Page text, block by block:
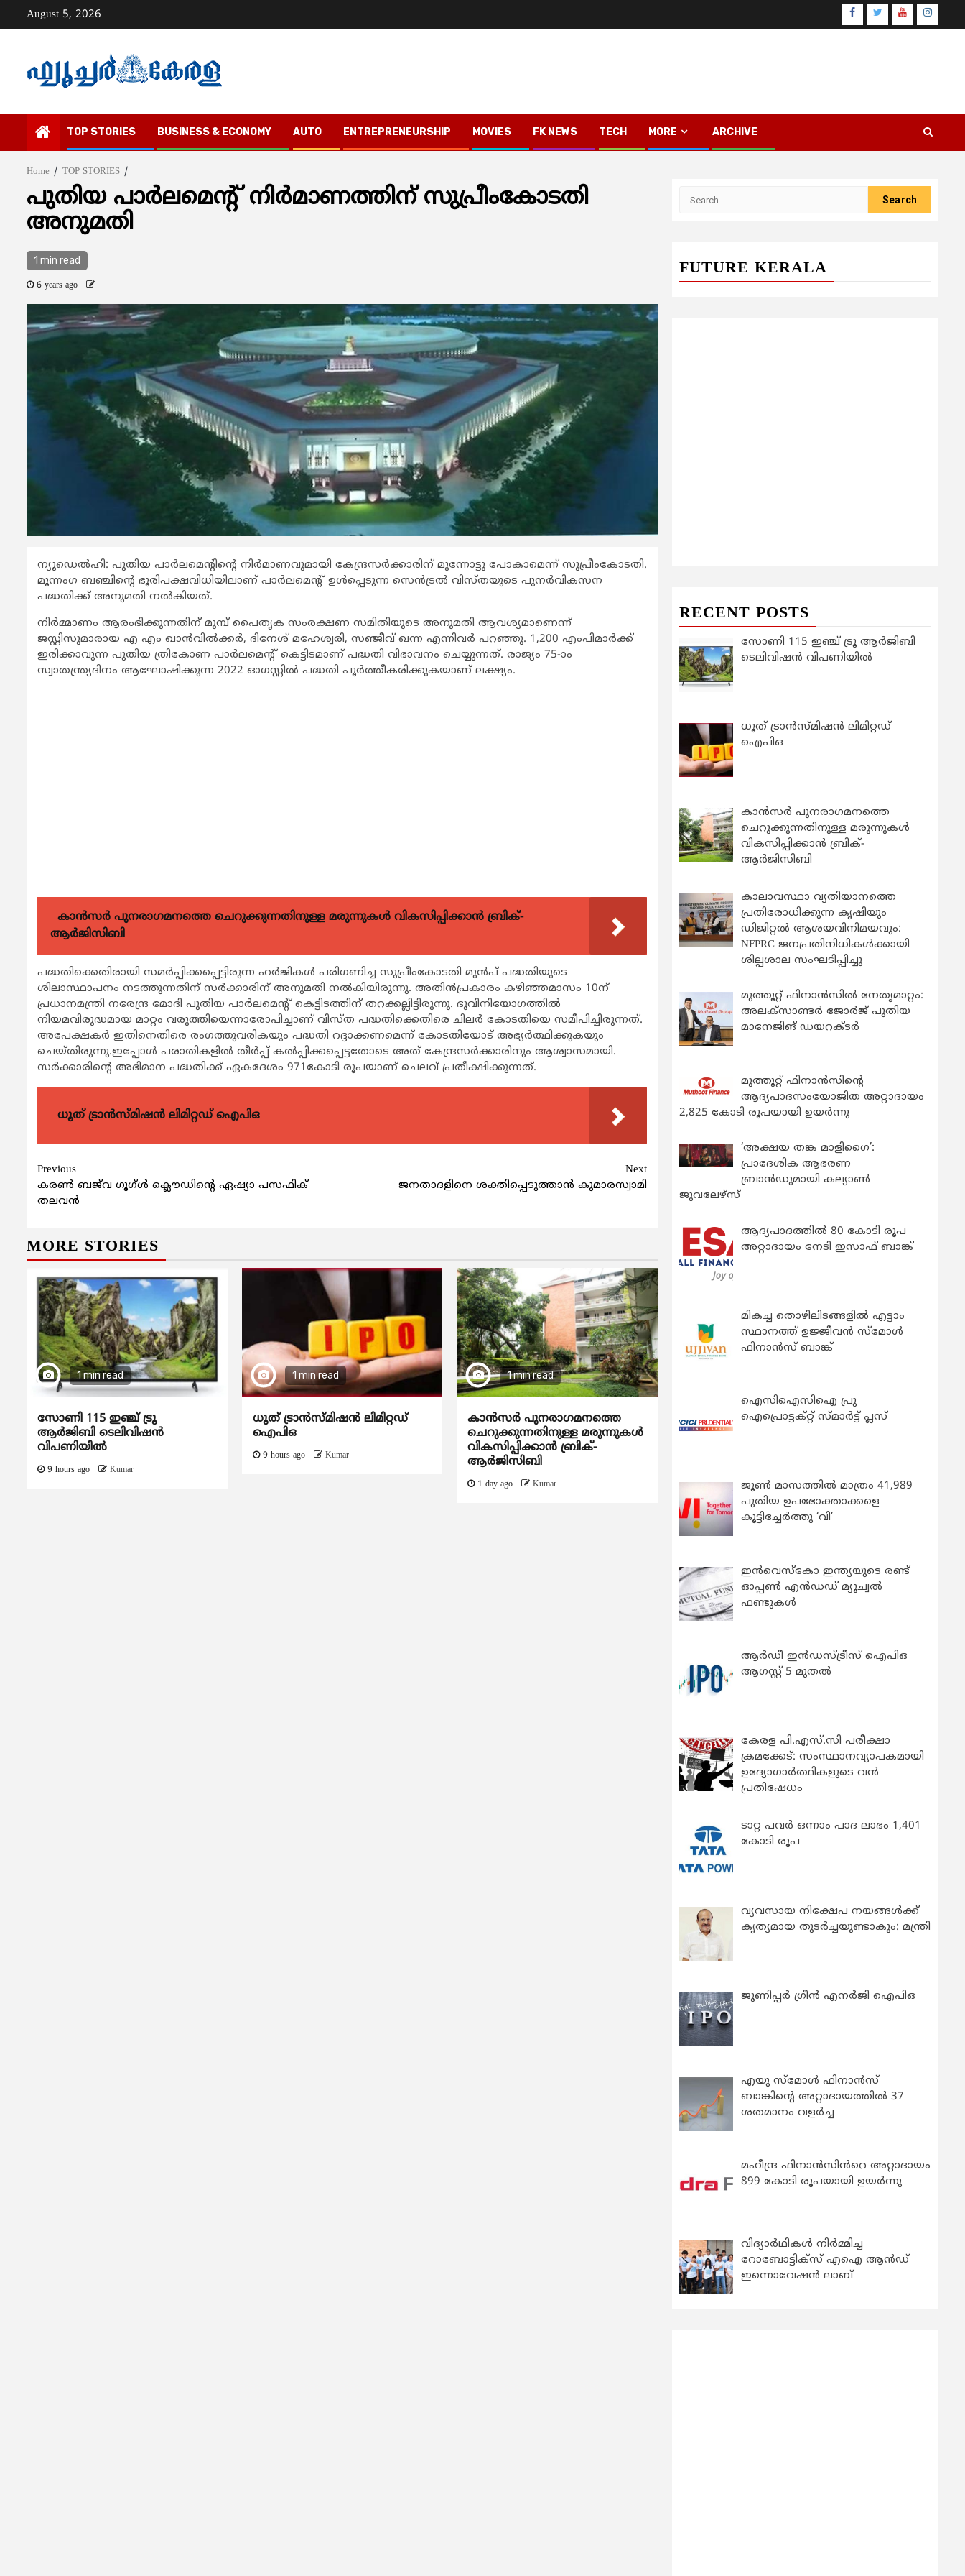
August 5, 2026 Facebook
TwitterYoutube
TOP STORIES BUSINESS & ECONOMY AUTO ENTREPRENEURSHIP MOVIES FK NEWS TECH MORE ARCHIVE
Home TOP STORIES
പുതിയ പാര്‍ലമെന്റ് നിര്‍മാണത്തിന് സുപ്രീംകോടതി
അനുമതി
1 min read
6 years ago
ന്യൂഡെല്‍ഹി: പുതിയ പാര്‍ലമെന്റിന്റെ നിര്‍മാണവുമായി കേന്ദ്രസര്‍ക്കാരിന് മുന്നോട്ടു പോകാമെന്ന് സുപ്രീംകോടതി.
മൂന്നംഗ ബഞ്ചിന്റെ ഭൂരിപക്ഷവിധിയിലാണ് പാര്‍ലമെന്റ് ഉള്‍പ്പെടുന്ന സെന്‍ട്രല്‍ വിസ്തയുടെ പുനര്‍വികസന
പദ്ധതിക്ക് അനുമതി നല്‍കിയത്.
നിര്‍മ്മാണം ആരംഭിക്കുന്നതിന് മുമ്പ് പൈതൃക സംരക്ഷണ സമിതിയുടെ അനുമതി ആവശ്യമാണെന്ന്
ജസ്റ്റിസുമാരായ എ എം ഖാന്‍വില്‍ക്കര്‍, ദിനേശ് മഹേശ്വരി, സഞ്ജീവ് ഖന്ന എന്നിവര്‍ പറഞ്ഞു. 1,200 എംപിമാര്‍ക്ക്
ഇരിക്കാവുന്ന പുതിയ ത്രികോണ പാര്‍ലമെന്റ് കെട്ടിടമാണ് പദ്ധതി വിഭാവനം ചെയ്യുന്നത്. രാജ്യം 75-ാം
സ്വാതന്ത്ര്യദിനം ആഘോഷിക്കുന്ന 2022 ഓഗസ്റ്റില്‍ പദ്ധതി പൂര്‍ത്തീകരിക്കുകയാണ് ലക്ഷ്യം.
കാന്‍സര്‍ പുനരാഗമനത്തെ ചെറുക്കുന്നതിനുള്ള മരുന്നുകള്‍ വികസിപ്പിക്കാന്‍ ബ്രിക്-
ആര്‍ജിസിബി
പദ്ധതിക്കെതിരായി സമര്‍പ്പിക്കപ്പെട്ടിരുന്ന ഹര്‍ജികള്‍ പരിഗണിച്ച സുപ്രീംകോടതി മുന്‍പ് പദ്ധതിയുടെ
ശിലാസ്ഥാപനം നടത്തുന്നതിന് സര്‍ക്കാരിന് അനുമതി നല്‍കിയിരുന്നു. അതിന്‍പ്രകാരം കഴിഞ്ഞമാസം 10ന്
പ്രധാനമന്ത്രി നരേന്ദ്ര മോദി പുതിയ പാര്‍ലമെന്റ് കെട്ടിടത്തിന് തറക്കല്ലിട്ടിരുന്നു. ഭൂവിനിയോഗത്തില്‍
നിയമവിരുദ്ധമായ മാറ്റം വരുത്തിയെന്നാരോപിച്ചാണ് വിസ്ത പദ്ധതിക്കെതിരെ ചിലര്‍ കോടതിയെ സമീപിച്ചിരുന്നത്.
അപേക്ഷകര്‍ ഇതിനെതിരെ രംഗത്തുവരികയും പദ്ധതി റദ്ദാക്കണമെന്ന് കോടതിയോട് അഭ്യര്‍ത്ഥിക്കുകയും
ചെയ്തിരുന്നു.ഇപ്പോള്‍ പരാതികളില്‍ തീര്‍പ്പ് കല്‍പ്പിക്കപ്പെട്ടതോടെ അത് കേന്ദ്രസര്‍ക്കാരിനും ആശ്വാസമായി.
സര്‍ക്കാരിന്റെ അഭിമാന പദ്ധതിക്ക് ഏകദേശം 971കോടി രൂപയാണ് ചെലവ് പ്രതീക്ഷിക്കുന്നത്.
ധൂത് ട്രാൻസ്മിഷൻ ലിമിറ്റഡ് ഐപിഒ
Continue
Reading
Previous
കരണ്‍ ബജ്‍വ ഗൂഗ്ള്‍ ക്ലൌഡിന്‍റെ ഏഷ്യാ പസഫിക്
തലവന്‍
Next
ജനതാദളിനെ ശക്തിപ്പെടുത്താന്‍ കുമാരസ്വാമി
MORE STORIES
1 min read
സോണി 115 ഇഞ്ച് ട്രൂ
ആർജിബി ടെലിവിഷൻ
വിപണിയിൽ
9 hours ago Kumar
1 min read
ധൂത് ട്രാൻസ്മിഷൻ ലിമിറ്റഡ്
ഐപിഒ
9 hours ago Kumar
1 min read
കാന്‍സര്‍ പുനരാഗമനത്തെ
ചെറുക്കുന്നതിനുള്ള മരുന്നുകള്‍
വികസിപ്പിക്കാന്‍ ബ്രിക്-
ആര്‍ജിസിബി
1 day ago Kumar
FUTURE KERALA
RECENT POSTS
സോണി 115 ഇഞ്ച് ട്രൂ ആർജിബി
ടെലിവിഷൻ വിപണിയിൽ
ധൂത് ട്രാൻസ്മിഷൻ ലിമിറ്റഡ്
ഐപിഒ
കാന്‍സര്‍ പുനരാഗമനത്തെ
ചെറുക്കുന്നതിനുള്ള മരുന്നുകള്‍
വികസിപ്പിക്കാന്‍ ബ്രിക്-
ആര്‍ജിസിബി
കാലാവസ്ഥാ വ്യതിയാനത്തെ
പ്രതിരോധിക്കുന്ന കൃഷിയും
ഡിജിറ്റൽ ആശയവിനിമയവും:
NFPRC ജനപ്രതിനിധികൾക്കായി
ശില്പശാല സംഘടിപ്പിച്ചു
മുത്തൂറ്റ് ഫിനാൻസിൽ നേതൃമാറ്റം:
അലക്സാണ്ടർ ജോർജ് പുതിയ
മാനേജിങ് ഡയറക്ടർ
മുത്തൂറ്റ് ഫിനാൻസിന്റെ
ആദ്യപാദസംയോജിത അറ്റാദായം
2,825 കോടി രൂപയായി ഉയർന്നു
‘അക്ഷയ തങ്ക മാളിഗൈ’:
പ്രാദേശിക ആഭരണ
ബ്രാന്‍ഡുമായി കല്യാണ്‍
ജുവലേഴ്‌സ്
ആദ്യപാദത്തിൽ 80 കോടി രൂപ
അറ്റാദായം നേടി ഇസാഫ് ബാങ്ക്
മികച്ച തൊഴിലിടങ്ങളിൽ എട്ടാം
സ്ഥാനത്ത് ഉജ്ജീവൻ സ്മോൾ
ഫിനാൻസ് ബാങ്ക്
ഐസിഐസിഐ പ്രു
ഐപ്രൊട്ടക്റ്റ് സ്മാർട്ട് പ്ലസ്
ജൂൺ മാസത്തിൽ മാത്രം 41,989
പുതിയ ഉപഭോക്താക്കളെ
കൂട്ടിച്ചേർത്തു ‘വി’
ഇന്‍വെസ്കോ ഇന്ത്യയുടെ രണ്ട്
ഓപ്പണ്‍ എന്‍ഡഡ് മ്യൂച്വല്‍
ഫണ്ടുകള്‍
ആർഡീ ഇൻഡസ്ട്രീസ് ഐപിഒ
ആഗസ്റ്റ് 5 മുതൽ
കേരള പി.എസ്.സി പരീക്ഷാ
ക്രമക്കേട്: സംസ്ഥാനവ്യാപകമായി
ഉദ്യോഗാര്‍ത്ഥികളുടെ വന്‍
പ്രതിഷേധം
ടാറ്റ പവർ ഒന്നാം പാദ ലാഭം 1,401
കോടി രൂപ
വ്യവസായ നിക്ഷേപ നയങ്ങള്‍ക്ക്
കൃത്യമായ തുടര്‍ച്ചയുണ്ടാകും: മന്ത്രി
ജൂണിപ്പർ ഗ്രീൻ എനർജി ഐപിഒ
എയു സ്‌മോൾ ഫിനാൻസ്
ബാങ്കിന്റെ അറ്റാദായത്തിൽ 37
ശതമാനം വളർച്ച
മഹീന്ദ്ര ഫിനാൻസിൻറെ അറ്റാദായം
899 കോടി രൂപയായി ഉയർന്നു
വിദ്യാര്‍ഥികള്‍ നിര്‍മ്മിച്ച
റോബോട്ടിക്സ് എഐ ആന്‍ഡ്
ഇന്നൊവേഷന്‍ ലാബ്